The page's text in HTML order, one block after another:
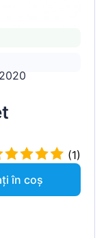
(1)
în coș